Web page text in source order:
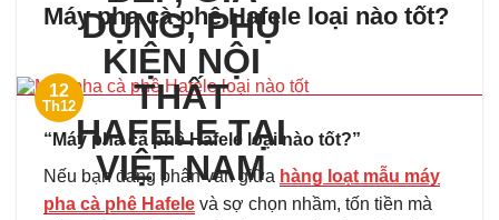
Máy pha cà phê Hafele loại nào tốt?
12
Th12
“Máy pha cà phê Hafele loại nào tốt?”
Nếu bạn đang phân vân giữa hàng loạt mẫu máy
pha cà phê Hafele và sợ chọn nhầm, tốn tiền mà